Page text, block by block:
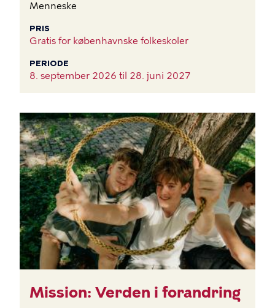
Menneske
PRIS
Gratis for københavnske folkeskoler
PERIODE
8. september 2026 til 28. juni 2027
BILLEDE
Mission: Verden i forandring